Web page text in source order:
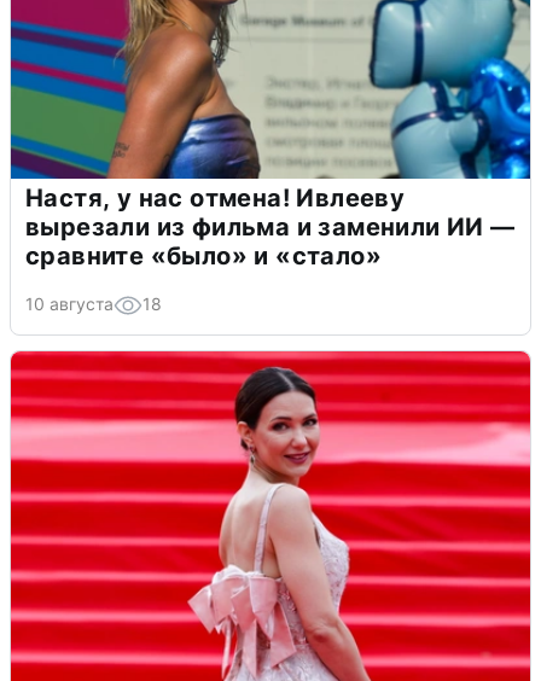
Настя, у нас отмена! Ивлееву
вырезали из фильма и заменили ИИ —
сравните «было» и «стало»
10 августа 18